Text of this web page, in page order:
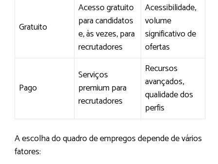
Gratuito
Acesso gratuito
para candidatos
e, às vezes, para
recrutadores
Acessibilidade,
volume
significativo de
ofertas
Pago
Serviços
premium para
recrutadores
Recursos
avançados,
qualidade dos
perfis
A escolha do quadro de empregos depende de vários
fatores: